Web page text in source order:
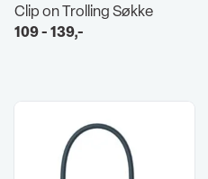
Clip on Trolling Søkke
109 - 139,-